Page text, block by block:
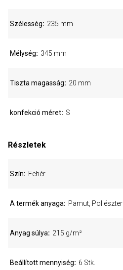
Szélesség 235 mm
Mélység 345 mm
Tiszta magasság 20 mm
konfekció méret S
Részletek
Szín Fehér
A termék anyaga Pamut, Poliészter
Anyag súlya 215 g/m²
Beállított mennyiség 6 Stk.